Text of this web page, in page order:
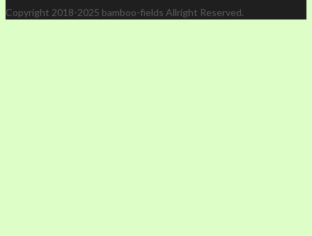
Copyright 2018-2025 bamboo-fields Allright Reserved.